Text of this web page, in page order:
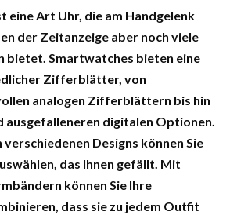
eine Art Uhr, die am Handgelenk
der Zeitanzeige aber noch viele
bietet. Smartwatches bieten eine
Zifferblätter, von
analogen Zifferblättern bis hin
ausgefalleneren digitalen Optionen.
Designs können Sie
das Ihnen gefällt. Mit
können Sie Ihre
dass sie zu jedem Outfit